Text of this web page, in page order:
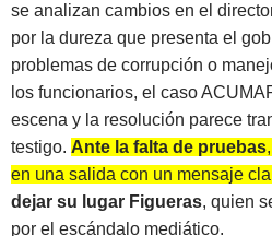
se analizan cambios en el
por la dureza que presenta el
problemas de corrupción o
los funcionarios, el caso
escena y la resolución parece
testigo. Ante la falta de pruebas
en una salida con un mensaje
dejar su lugar Figueras, quien
por el escándalo mediático.